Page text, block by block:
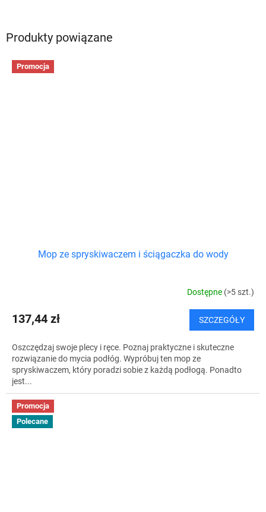
Produkty powiązane
Promocja
Mop ze spryskiwaczem i ściągaczka do wody
Dostępne (>5 szt.)
137,44 zł SZCZEGÓŁY
Oszczędzaj swoje plecy i ręce. Poznaj praktyczne i skuteczne
rozwiązanie do mycia podłóg. Wypróbuj ten mop ze
spryskiwaczem, który poradzi sobie z każdą podłogą. Ponadto
jest...
Promocja
Polecane